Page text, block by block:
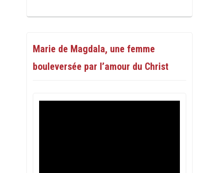
Marie de Magdala, une femme
bouleversée par l’amour du Christ